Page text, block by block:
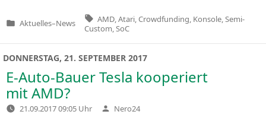
Veröffentlicht
Aktuelles–News
Tags:
AMD Atari Crowdfunding Konsole Semi-
Custom SoC
DONNERSTAG, 21. SEPTEMBER 2017
E‑Auto-Bauer Tesla kooperiert
mitAMD?
21.09.2017 09:05 Uhr Verfasst
von
Nero24